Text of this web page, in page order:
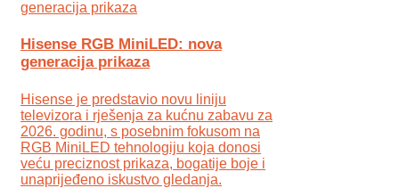
Hisense RGB MiniLED: nova
generacija prikaza
Hisense je predstavio novu liniju
televizora i rješenja za kućnu zabavu za
2026. godinu, s posebnim fokusom na
RGB MiniLED tehnologiju koja donosi
veću preciznost prikaza, bogatije boje i
unaprijeđeno iskustvo gledanja.